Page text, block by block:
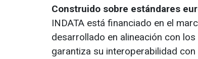
Construido sobre estándares
INDATA está financiado en el
desarrollado en alineación con
garantiza su interoperabilidad